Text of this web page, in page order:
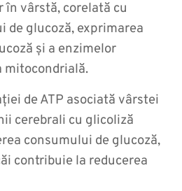
în vârstă, corelată cu
de glucoză, exprimarea
și a enzimelor
mitocondrială.
de ATP asociată vârstei
cerebrali cu glicoliză
consumului de glucoză,
contribuie la reducerea